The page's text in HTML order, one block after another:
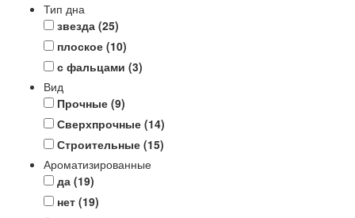
Тип дна
звезда (25)
плоское (10)
с фальцами (3)
Вид
Прочные (9)
Сверхпрочные (14)
Строительные (15)
Ароматизированные
да (19)
нет (19)